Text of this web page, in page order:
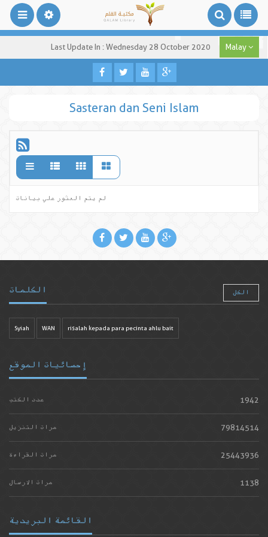
Last Update In : Wednesday 28 October 2020 Malay
Sasteran dan Seni Islam
لم يتم العثور علي بيانات
الكلمات الكل
Syiah WAN risalah kepada para pecinta ahlu bait
إحصائيات الموقع
عدد الكتب 1942
مرات التنزيل 79814514
مرات القراءة 25443936
مرات الارسال 1138
القائمة البريدية